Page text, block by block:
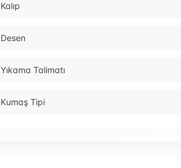
Kalıp
Desen
Yıkama Talimatı
Kumaş Tipi